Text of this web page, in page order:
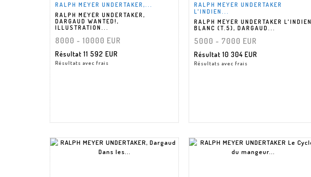
RALPH MEYER UNDERTAKER,...
RALPH MEYER UNDERTAKER,
DARGAUD WANTED!,
ILLUSTRATION...
8000 - 10000 EUR
Résultat 11 592 EUR
Résultats avec frais
RALPH MEYER UNDERTAKER
L'INDIEN...
RALPH MEYER UNDERTAKER L'INDIEN
BLANC (T.5), DARGAUD...
5000 - 7000 EUR
Résultat 10 304 EUR
Résultats avec frais